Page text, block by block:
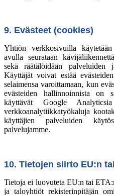
9. Evästeet (cookies)
Yhtiön verkkosivuilla
avulla seurataan
sekä räätälöidään palveluiden
Käyttäjät voivat estää
selaimensa varoittamaan, kun
evästeiden hallinnoinnista on
käyttävät Google
verkkoanalytiikkatyökaluja
käyttäjien palveluiden
palvelujamme.
10. Tietojen siirto EU:n
Tietoja ei luovuteta EU:n tai
ja taloyhtiöt rekisterinpitäjän